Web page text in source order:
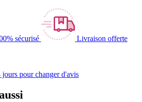
sécurisé Livraison offerte
jours pour changer d'avis